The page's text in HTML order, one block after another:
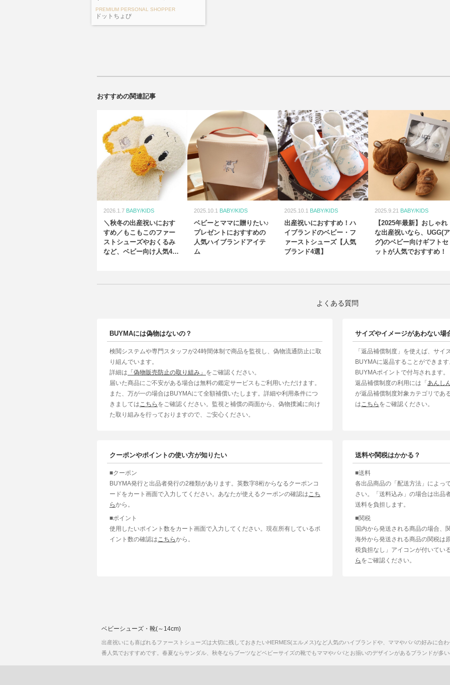
PREMIUM PERSONAL SHOPPER
ドットちょび
おすすめの関連記事
2026.1.7 BABY/KIDS
＼秋冬の出産祝いにおす
すめ／もこもこのファー
ストシューズやおくるみ
など、ベビー向け人気4ブ
2025.10.1 BABY/KIDS
ベビーとママに贈りたい♪
プレゼントにおすすめの
人気ハイブランドアイテ
ム
2025.10.1 BABY/KIDS
出産祝いにおすすめ！ハ
イブランドのベビー・フ
ァーストシューズ【人気
ブランド4選】
2025.9.21 BABY/KIDS
【2025年最新】おしゃれ
な出産祝いなら、UGG(ア
グ)のベビー向けギフトセ
ットが人気でおすすめ！
よくある質問
BUYMAには偽物はないの？
検閲システムや専門スタッフが24時間体制で商品を監視し、偽物流通防止に取
り組んでいます。
詳細は 「偽物販売防止の取り組み」 をご確認ください。
届いた商品にご不安がある場合は無料の鑑定サービスもご利用いただけます。
また、万が一の場合はBUYMAにて全額補償いたします。詳細や利用条件につ
きましては こちら をご確認ください。監視と補償の両面から、偽物撲滅に向け
た取り組みを行っておりますので、ご安心ください。
サイズやイメージがあわない場
「返品補償制度」を使えば、サ
BUYMAに返品することができま
BUYMAポイントで付与されます。
返品補償制度の利用には「 あんし
が返品補償制度対象カテゴリであ
は こちら をご確認ください。
クーポンやポイントの使い方が知りたい
■クーポン
BUYMA発行と出品者発行の2種類があります。英数字8桁からなるクーポンコ
ードをカート画面で入力してください。あなたが使えるクーポンの確認は こち
らから。
■ポイント
使用したいポイント数をカート画面で入力してください。現在所有しているポ
イント数の確認は こちらから。
送料や関税はかかる？
■送料
各出品商品の「配送方法」によっ
さい。「送料込み」の場合は出品
送料を負担します。
■関税
国内から発送される商品の場合、
海外から発送される商品の関税は
税負担なし」アイコンが付いてい
ら をご確認ください。
ベビーシューズ・靴(～14cm)
出産祝いにも喜ばれるファーストシューズは大切に残しておきたいHERMES(エルメス)など人気のハイブランドや、ママやパパの好みに合
番人気でおすすめです。春夏ならサンダル、秋冬ならブーツなどベビーサイズの靴でもママやパパとお揃いのデザインがあるブランドが多